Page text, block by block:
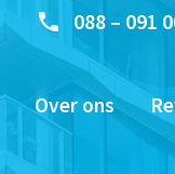
088 – 091
Over ons